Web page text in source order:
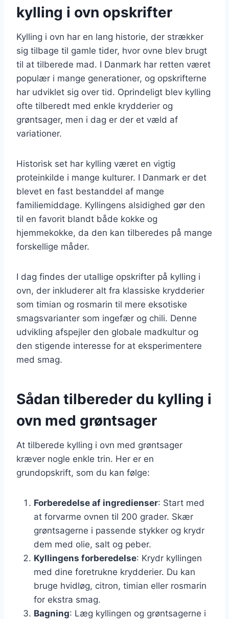
kylling i ovn opskrifter
Kylling i ovn har en lang historie, der strækker
sig tilbage til gamle tider, hvor ovne blev brugt
til at tilberede mad. I Danmark har retten været
populær i mange generationer, og opskrifterne
har udviklet sig over tid. Oprindeligt blev kylling
ofte tilberedt med enkle krydderier og
grøntsager, men i dag er der et væld af
variationer.
Historisk set har kylling været en vigtig
proteinkilde i mange kulturer. I Danmark er det
blevet en fast bestanddel af mange
familiemiddage. Kyllingens alsidighed gør den
til en favorit blandt både kokke og
hjemmekokke, da den kan tilberedes på mange
forskellige måder.
I dag findes der utallige opskrifter på kylling i
ovn, der inkluderer alt fra klassiske krydderier
som timian og rosmarin til mere eksotiske
smagsvarianter som ingefær og chili. Denne
udvikling afspejler den globale madkultur og
den stigende interesse for at eksperimentere
med smag.
Sådan tilbereder du kylling i
ovn med grøntsager
At tilberede kylling i ovn med grøntsager
kræver nogle enkle trin. Her er en
grundopskrift, som du kan følge:
Forberedelse af ingredienser: Start med
at forvarme ovnen til 200 grader. Skær
grøntsagerne i passende stykker og krydr
dem med olie, salt og peber.
Kyllingens forberedelse: Krydr kyllingen
med dine foretrukne krydderier. Du kan
bruge hvidløg, citron, timian eller rosmarin
for ekstra smag.
Bagning: Læg kyllingen og grøntsagerne i